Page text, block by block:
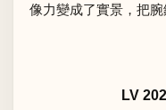
像力變成了實景，把腕
LV